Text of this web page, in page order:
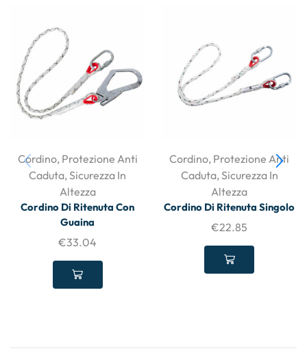
Cordino, Protezione Anti
Caduta,Sicurezza In
Altezza
Cordino Di Ritenuta Con
Guaina
€33.04
Cordino, Protezione Anti
Caduta, Sicurezza In
Altezza
Cordino Di Ritenuta Singolo
€22.85